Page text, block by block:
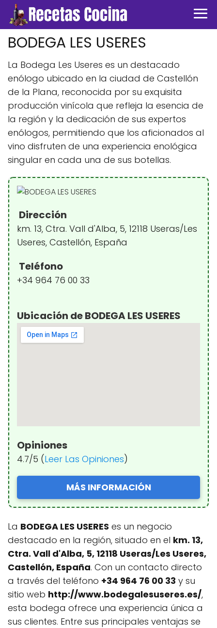
BODEGA LES USERES
La Bodega Les Useres es un destacado
enólogo ubicado en la ciudad de Castellón
de la Plana, reconocida por su exquisita
producción vinícola que refleja la esencia de
la región y la dedicación de sus expertos
enólogos, permitiendo que los aficionados al
vino disfruten de una experiencia enológica
singular en cada una de sus botellas.
Dirección
km. 13, Ctra. Vall d'Alba, 5, 12118 Useras/Les
Useres, Castellón, España
Teléfono
+34 964 76 00 33
Ubicación de BODEGA LES USERES
Opiniones
4.7/5 (Leer Las Opiniones)
MÁS INFORMACIÓN
La BODEGA LES USERES es un negocio
destacado en la región, situado en el km. 13,
Ctra. Vall d'Alba, 5, 12118 Useras/Les Useres,
Castellón, España. Con un contacto directo
a través del teléfono +34 964 76 00 33 y su
sitio web http://www.bodegalesuseres.es/,
esta bodega ofrece una experiencia única a
sus clientes. Entre sus principales ventajas se